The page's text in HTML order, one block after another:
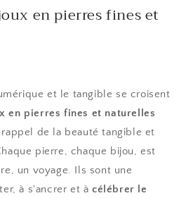
en pierres fines et
et le tangible se croisent
en pierres fines et naturelles
rappel de la beauté tangible et
pierre, chaque bijou, est
un voyage. Ils sont une
à s'ancrer et àcélébrer le